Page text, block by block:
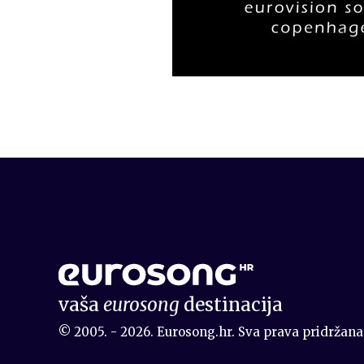
vašaeurosong destinacija
© 2005. - 2026. Eurosong.hr. Sva prava